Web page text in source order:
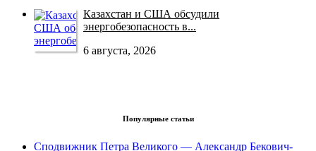
Казахстан и США обсудили
энергобезопасность в...
6 августа, 2026
Популярные статьи
Сподвижник Петра Великого — Александр Бекович-